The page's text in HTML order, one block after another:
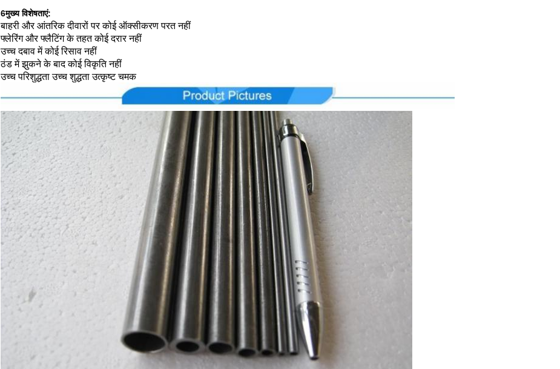
6मुख्य विशेषताएं:
बाहरी और आंतरिक दीवारों पर कोई ऑक्सीकरण परत नहीं
फ्लेरिंग और फ्लैटिंग के तहत कोई दरार नहीं
उच्च दबाव में कोई रिसाव नहीं
ठंड में झुकने के बाद कोई विकृति नहीं
उच्च परिशुद्धता उच्च शुद्धता उत्कृष्ट चमक